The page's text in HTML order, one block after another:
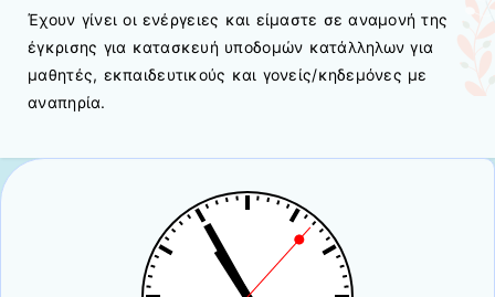
Έχουν γίνει οι ενέργειες και είμαστε σε αναμονή της
έγκρισης για κατασκευή υποδομών κατάλληλων για
μαθητές, εκπαιδευτικούς και γονείς/κηδεμόνες με
αναπηρία.